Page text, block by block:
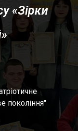
«Зірки
покоління"